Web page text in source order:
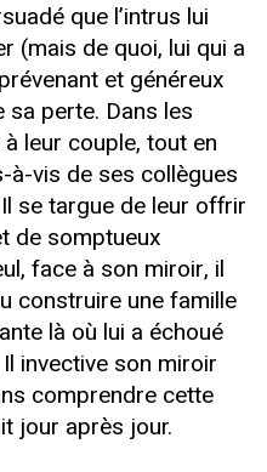
que l’intrus lui
(mais de quoi, lui qui a
et généreux
perte. Dans les
leur couple, tout en
à-vis de ses collègues
se targue de leur offrir
de somptueux
face à son miroir, il
construire une famille
là où lui a échoué
invective son miroir
comprendre cette
jour après jour.